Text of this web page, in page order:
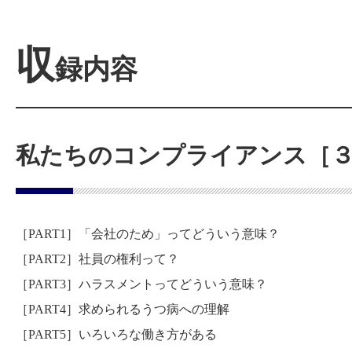
収録内容
私たちのコンプライアンス［
［PART1］「会社のため」ってどういう意味？
［PART2］社員の権利って？
［PART3］ハラスメントってどういう意味？
［PART4］求められるうつ病への理解
［PART5］いろいろな働き方がある